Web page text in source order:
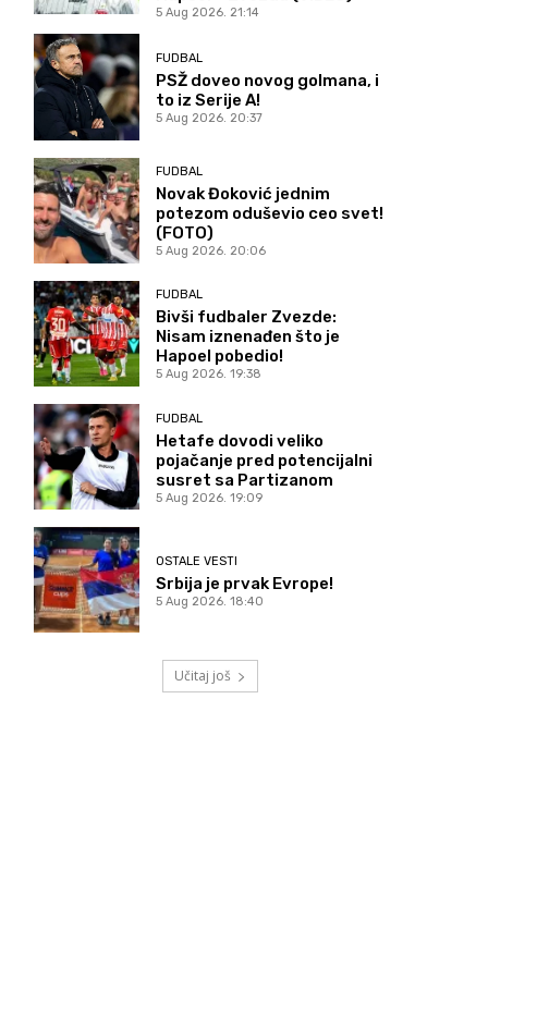
5 Aug 2026. 21:14
FUDBAL
PSŽ doveo novog golmana, i
to iz Serije A!
5 Aug 2026. 20:37
FUDBAL
Novak Đoković jednim
potezom oduševio ceo svet!
(FOTO)
5 Aug 2026. 20:06
FUDBAL
Bivši fudbaler Zvezde:
Nisam iznenađen što je
Hapoel pobedio!
5 Aug 2026. 19:38
FUDBAL
Hetafe dovodi veliko
pojačanje pred potencijalni
susret sa Partizanom
5 Aug 2026. 19:09
OSTALE VESTI
Srbija je prvak Evrope!
5 Aug 2026. 18:40
Učitaj još